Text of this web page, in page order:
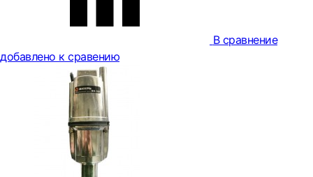
В сравнение
добавлено к сравению